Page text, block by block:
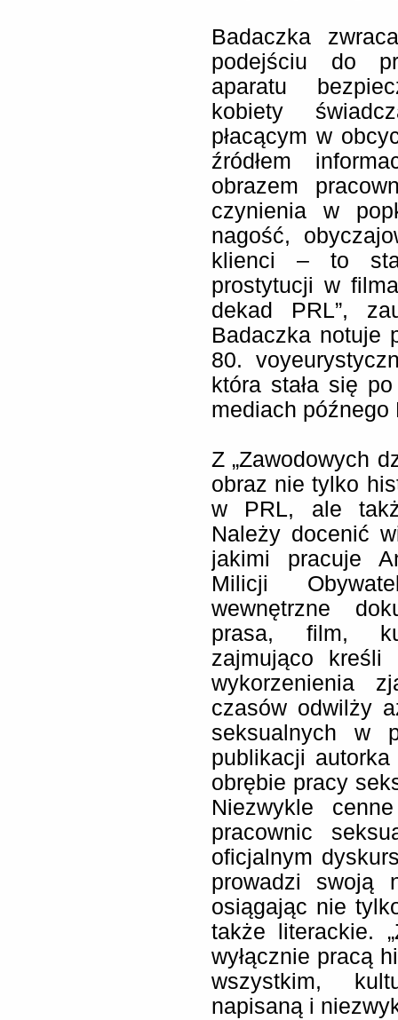
Badaczka
podejściu do
aparatu
kobiety
płacącym w
źródłem
obrazem
czynienia w
nagość,
klienci – to
prostytucji w
dekad PRL”,
Badaczka notuje
80.
która stała się
mediach późnego
Z „Zawodowych
obraz nie tylko
w PRL, ale
Należy docenić
jakimi pracuje
Milicji
wewnętrzne
prasa, film,
zajmująco kreśli
wykorzenienia
czasów odwilży
seksualnych w
publikacji
obrębie pracy
Niezwykle
pracownic
oficjalnym
prowadzi swoją
osiągając nie
także literackie.
wyłącznie pracą
wszystkim,
napisaną i